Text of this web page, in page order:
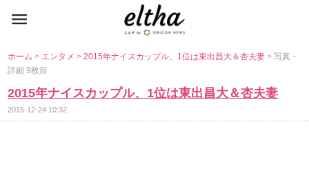
ホーム> エンタメ>2015年ナイスカップル、1位は東出昌大＆杏夫妻> 写真・
詳細 9枚目
2015年ナイスカップル、1位は東出昌大＆杏夫妻
2015-12-24 10:32